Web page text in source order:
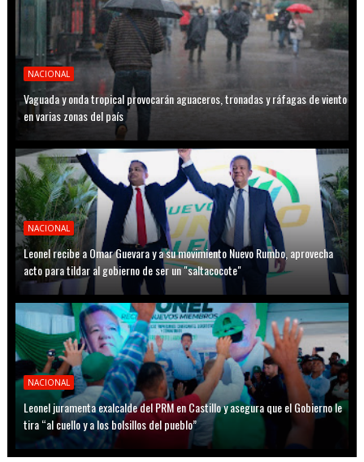
NACIONAL
Vaguada y onda tropical provocarán aguaceros, tronadas y ráfagas de viento
en varias zonas del país
NACIONAL
Leonel recibe a Omar Guevara y a su movimiento Nuevo Rumbo, aprovecha
acto para tildar al gobierno de ser un "saltacocote"
NACIONAL
Leonel juramenta exalcalde del PRM en Castillo y asegura que el Gobierno le
tira “al cuello y a los bolsillos del pueblo”